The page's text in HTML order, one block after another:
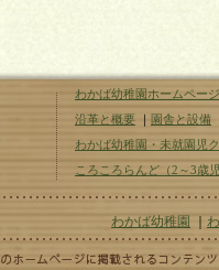
わかば幼稚園ホームペー
沿革と概要 ｜ 園舎と設備
わかば幼稚園・未就園児
ころころらんど（2～3歳
わかば幼稚園